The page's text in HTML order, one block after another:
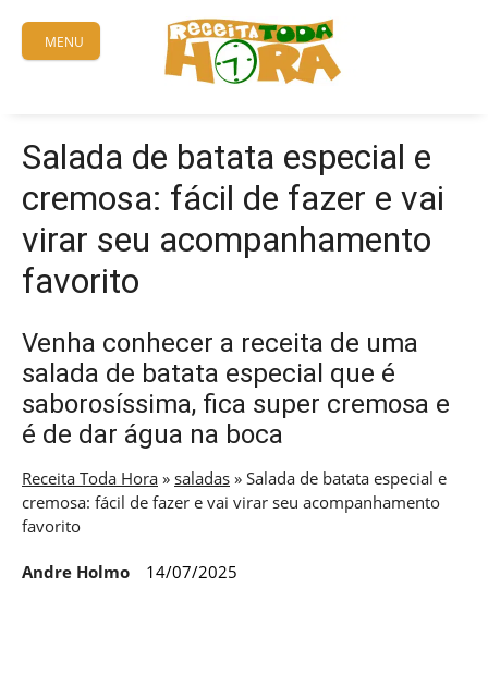
content
MENU
Salada de batata especial e
cremosa: fácil de fazer e vai
virar seu acompanhamento
favorito
Venha conhecer a receita de uma
salada de batata especial que é
saborosíssima, fica super cremosa e
é de dar água na boca
Receita Toda Hora » saladas » Salada de batata especial e
cremosa: fácil de fazer e vai virar seu acompanhamento
favorito
Andre Holmo 14/07/2025